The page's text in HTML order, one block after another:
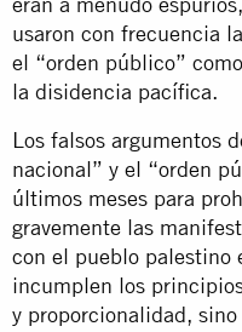
usaron con frecuencia
el “orden público”
la disidencia pacífica.
Los falsos argumentos
nacional” y el “orden
últimos meses para
gravemente las
con el pueblo palestino
incumplen los
y proporcionalidad,